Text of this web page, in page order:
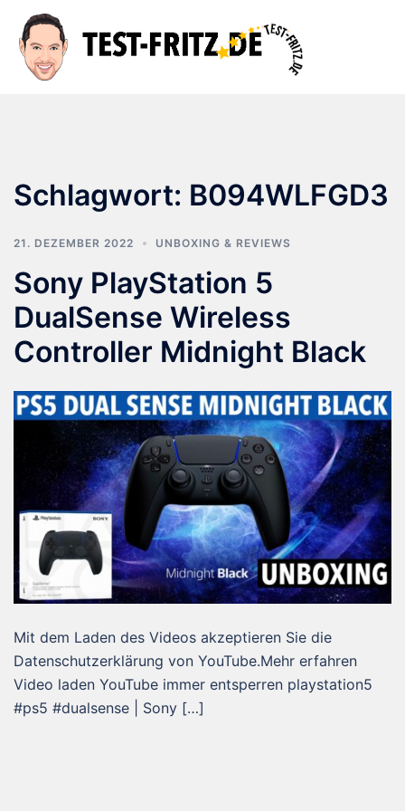
Inhalt
springen
Schlagwort: B094WLFGD3
21. DEZEMBER 2022 UNBOXING & REVIEWS
Sony PlayStation 5
DualSense Wireless
Controller Midnight Black
Mit dem Laden des Videos akzeptieren Sie die
Datenschutzerklärung von YouTube.Mehr erfahren
Video laden YouTube immer entsperren playstation5
#ps5 #dualsense | Sony […]